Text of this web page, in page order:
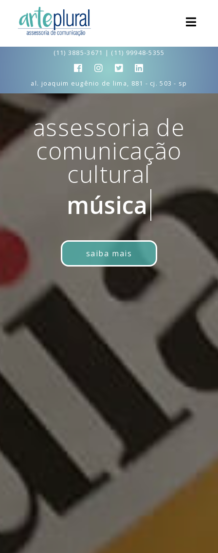
(11) 3885-3671 | (11) 99948-5355
al. joaquim eugênio de lima, 881 - cj. 503 - sp
assessoria de
comunicação
cultural
música
saiba mais